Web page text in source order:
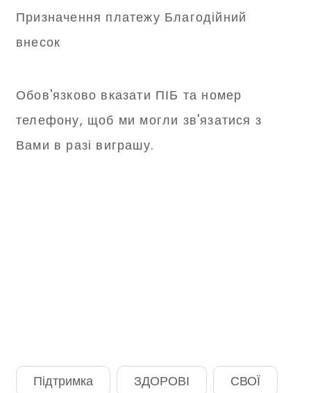
Призначення платежу Благодійний
внесок
Обов'язково вказати ПІБ та номер
телефону, щоб ми могли зв'язатися з
Вами в разі виграшу.
Підтримка ЗДОРОВІ СВОЇ